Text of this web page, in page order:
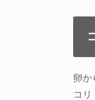
卵か
コリ